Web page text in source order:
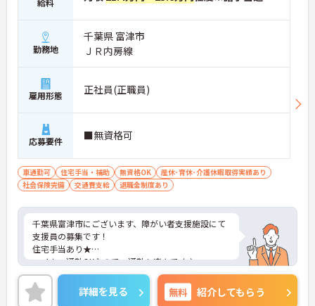
勤務地
千葉県 富津市
ＪＲ内房線
雇用形態 正社員(正職員)
応募要件 ■無資格可
車通勤可 住宅手当・補助 無資格OK
産休･育休･介護休暇取得実績あり
社会保険完備
交通費支給 退職金制度あり
千葉県富津市にございます、障がい者支援施設にて
支援員の募集です！
住宅手当あり★
マイカー通勤OKなので、通勤も楽々です♪
無資格・未経験の方も就業可能ですよ！
ご興味のある方は、マイナビ介護職までお問い合わ
せください。
詳細を見る 無料 紹介してもらう